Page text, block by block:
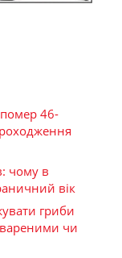
46-
чому в
вік
гриби
чи